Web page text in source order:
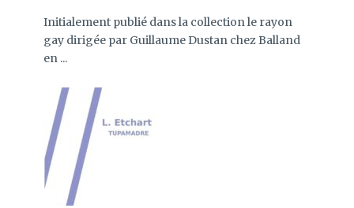
Initialement publié dans la collection le rayon
gay dirigée par Guillaume Dustan chez Balland
en ...